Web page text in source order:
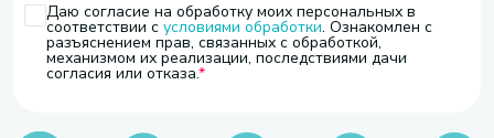
Даю согласие на обработку моих персональных в
соответствии с условиями обработки. Ознакомлен с
разъяснением прав, связанных с обработкой,
механизмом их реализации, последствиями дачи
согласия или отказа.